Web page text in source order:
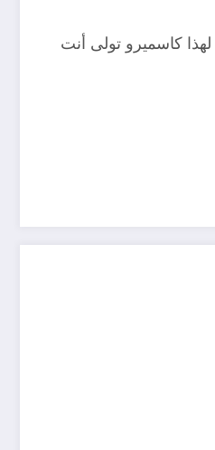
كاسميرو تولى أنت